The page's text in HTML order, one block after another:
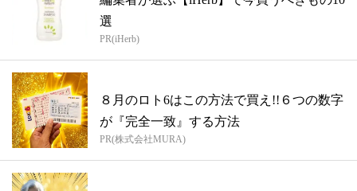
選
PR(iHerb)
８月のロト6はこの方法で買え!!６つの数字
が『完全一致』する方法
PR(株式会社MURA)